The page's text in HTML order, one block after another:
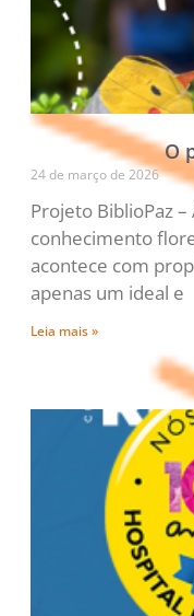
O
24 de março de 2026
Projeto BiblioPaz
conhecimento
acontece com
apenas um ideal e
Leia mais »